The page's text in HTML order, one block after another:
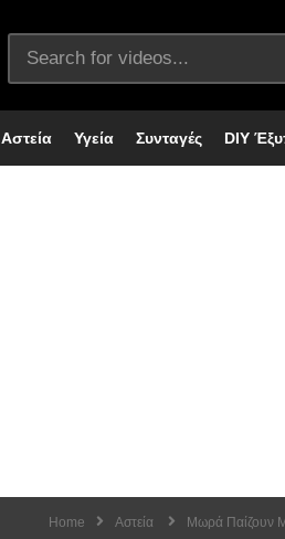
Αστεία Υγεία Συνταγές DIY
Home Αστεία Μωρά Παίζουν